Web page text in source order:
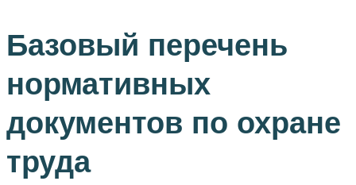
Базовый перечень
нормативных
документов по охране
труда